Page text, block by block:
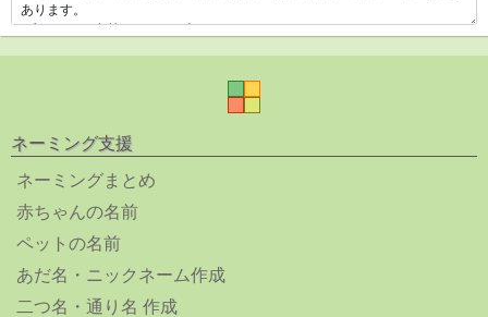
ネーミング支援
ネーミングまとめ
赤ちゃんの名前
ペットの名前
あだ名・ニックネーム作成
二つ名・通り名 作成